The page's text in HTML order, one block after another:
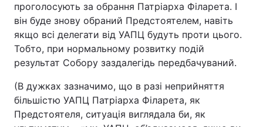
проголосують за обрання Патріарха Філарета. І
він буде знову обраний Предстоятелем, навіть
якщо всі делегати від УАПЦ будуть проти цього.
Тобто, при нормальному розвитку подій
результат Собору заздалегідь передбачуваний.
(В дужках зазначимо, що в разі неприйняття
більшістю УАПЦ Патріарха Філарета, як
Предстоятеля, ситуація виглядала би, як